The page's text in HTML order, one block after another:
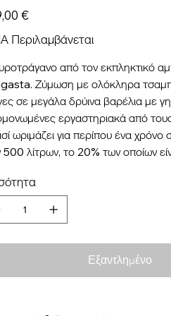
€
Περιλαμβάνεται
από τον εκπληκτικό
Ζύμωση με ολόκληρα
σε μεγάλα δρύινα βαρέλια με
εργαστηριακά από
ωριμάζει για περίπου ένα χρόνο
λίτρων, το 20% των οποίων
Εξαντλημένο